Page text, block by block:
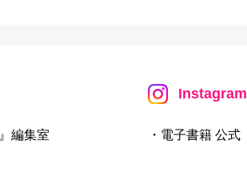
編集室
Instagram
・電子書籍 公式